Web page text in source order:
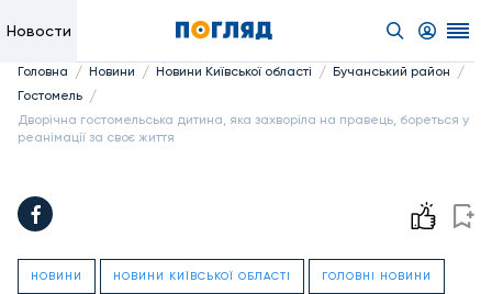
Новости
Головна / Новини / Новини Київської області / Бучанський район /
Гостомель /
Дворічна гостомельська дитина, яка захворіла на правець, бореться у
реанімації за своє життя
НОВИНИ НОВИНИ КИЇВСЬКОЇ ОБЛАСТІ ГОЛОВНІ НОВИНИ